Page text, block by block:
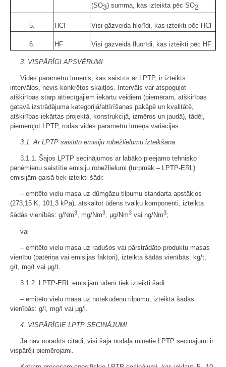
(SO3) summa, kas izteikta pēc SO2
5. HCl Visi gāzveida hlorīdi, kas izteikti pēc HCl
6. HF Visi gāzveida fluorīdi, kas izteikti pēc HF
3. VISPĀRĪGI APSVĒRUMI
Vides parametru līmenis, kas saistīts ar LPTP, ir izteikts
intervālos, nevis konkrētos skaitļos. Intervāls var atspoguļot
atšķirības starp attiecīgajiem iekārtu veidiem (piemēram, atšķirības
gatavā izstrādājuma kategorijā/attīrīšanas pakāpē un kvalitātē,
atšķirības iekārtas projektā, konstrukcijā, izmēros un jaudā), tādēļ,
piemērojot LPTP, rodas vides parametru līmeņa variācijas.
3.1. Ar LPTP saistīto emisiju robežlielumu izteikšana
3.1.1. Šajos LPTP secinājumos ar labāko pieejamo tehnisko
paņēmienu saistītie emisiju robežlielumi (turpmāk – LPTP-ERL)
emisijām gaisā tiek izteikti šādi:
– emitēto vielu masa uz dūmgāzu tilpumu standarta apstākļos
(273,15 K, 101,3 kPa), atskaitot ūdens tvaiku komponenti, izteikta
šādās vienībās: g/Nm3, mg/Nm3, μg/Nm3 vai ng/Nm3;
vai
– emitēto vielu masa uz radušos vai pārstrādāto produktu masas
vienību (patēriņa vai emisijas faktori), izteikta šādās vienībās: kg/t,
g/t, mg/t vai μg/t.
3.1.2. LPTP-ERL emisijām ūdenī tiek izteikti šādi:
– emitēto vielu masa uz notekūdeņu tilpumu, izteikta šādās
vienībās: g/l, mg/l vai μg/l.
4. VISPĀRĪGIE LPTP SECINĀJUMI
Ja nav norādīts citādi, visi šajā nodaļā minētie LPTP secinājumi ir
vispārēji piemērojami.